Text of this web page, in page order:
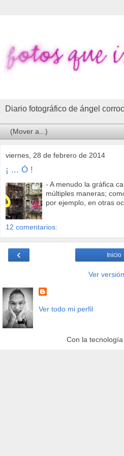
Diario fotográfico de ángel
viernes, 28 de febrero de 2014
¡ ... Ó !
- A menudo la gráfica
múltiples maneras;
por ejemplo, en otras
12 comentarios:
‹ Inicio
Ver
Ver todo mi perfil
Con la tecnología